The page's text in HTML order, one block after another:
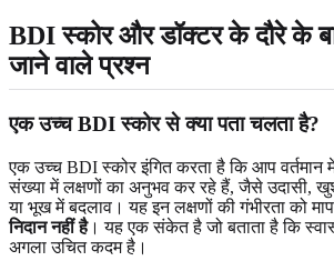
BDI स्कोर और डॉक्टर के दौरे के
जाने वाले प्रश्न
एक उच्च BDI स्कोर से क्या पता चलता है?
एक उच्च BDI स्कोर इंगित करता है कि आप वर्तमान
संख्या में लक्षणों का अनुभव कर रहे हैं, जैसे उदासी,
या भूख में बदलाव। यह इन लक्षणों की गंभीरता को
निदान नहीं है। यह एक संकेत है जो बताता है कि
अगला उचित कदम है।